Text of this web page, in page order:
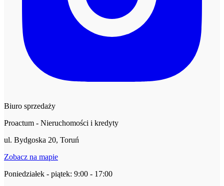
Biuro sprzedaży
Proactum - Nieruchomości i kredyty
ul. Bydgoska 20, Toruń
Zobacz na mapie
Poniedziałek - piątek: 9:00 - 17:00